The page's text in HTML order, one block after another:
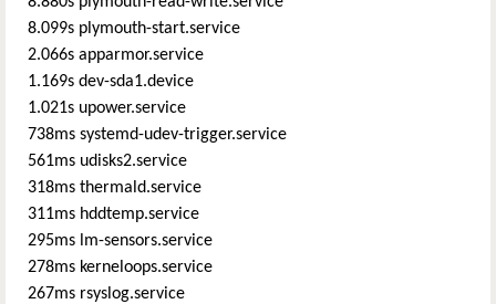
8.099s plymouth-start.service
2.066s apparmor.service
1.169s dev-sda1.device
1.021s upower.service
738ms systemd-udev-trigger.service
561ms udisks2.service
318ms thermald.service
311ms hddtemp.service
295ms lm-sensors.service
278ms kerneloops.service
267ms rsyslog.service